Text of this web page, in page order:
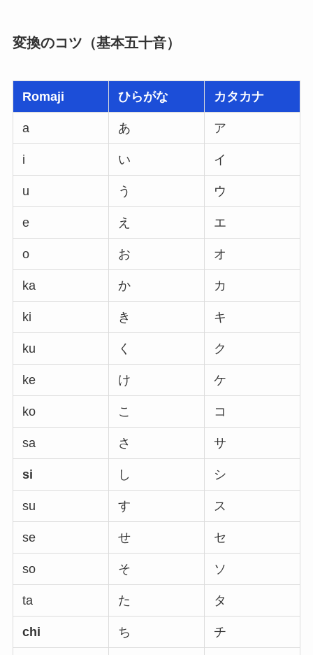
変換のコツ（基本五十音）
Romaji ひらがな カタカナ
a あ ア
i い イ
u う ウ
e え エ
o お オ
ka か カ
ki き キ
ku く ク
ke け ケ
ko こ コ
sa さ サ
si し シ
su す ス
se せ セ
so そ ソ
ta た タ
chi ち チ